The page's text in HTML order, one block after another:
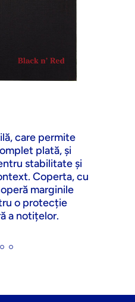
care permite
plată, și
stabilitate și
Coperta, cu
marginile
o protecție
a notițelor.